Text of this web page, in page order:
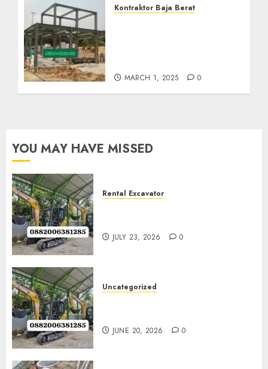
Kontraktor Baja Berat
MARCH 1, 2025 0
YOU MAY HAVE MISSED
Rental Excavator
JULY 23, 2026 0
Uncategorized
JUNE 20, 2026 0